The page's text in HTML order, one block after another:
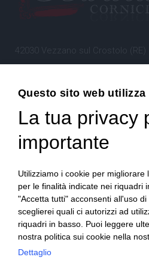
42030 Vezzano sul Crostolo (RE)
Tel.
Stefano Bartoli – P.Iva
Home Progetto News
Contatti
Questo sito web utilizza
La tua privacy
importante
Utilizziamo i cookie per
per le finalità indicate nei riquadri
"Accetta tutti" acconsenti all'uso
sceglierei quali ci autorizzi ad
riquadri in basso. Puoi leggere
nostra politica sui cookie nella
Dettaglio